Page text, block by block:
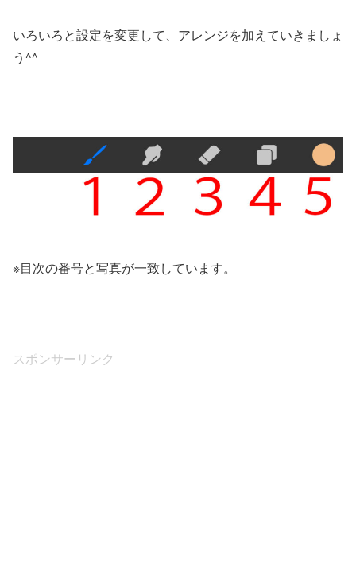
いろいろと設定を変更して、アレンジを加えていきましょ
う^^
※目次の番号と写真が一致しています。
スポンサーリンク